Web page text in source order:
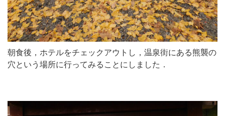
朝食後，ホテルをチェックアウトし，温泉街にある熊襲の
穴という場所に行ってみることにしました．